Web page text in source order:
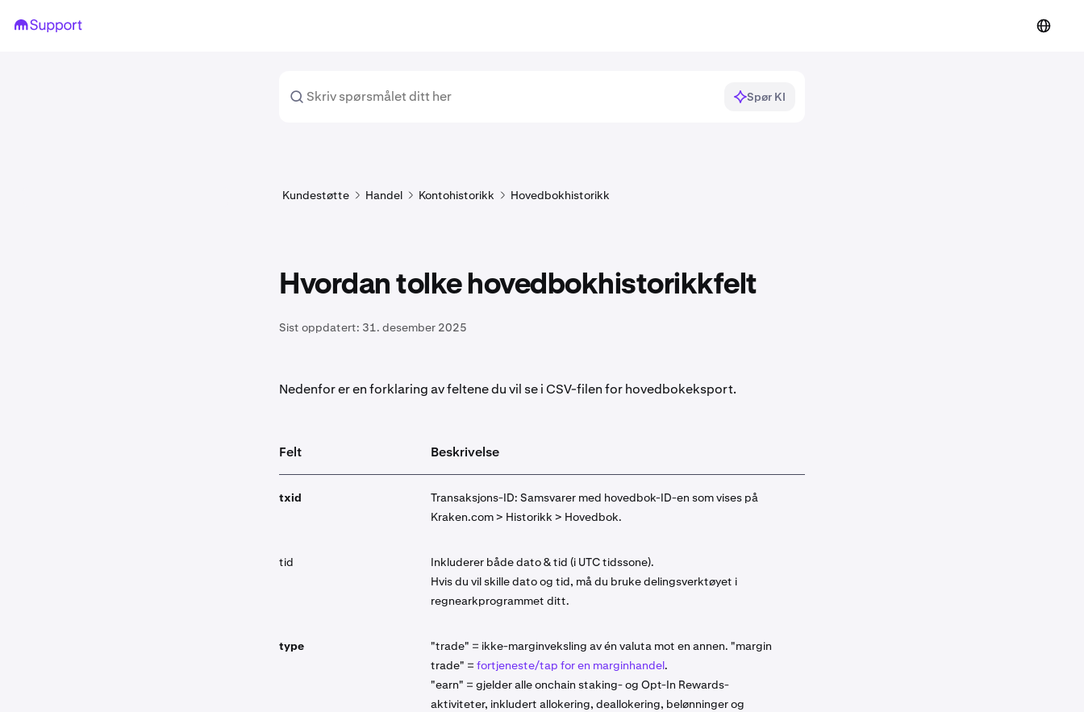
Spør KI
Kundestøtte Handel Kontohistorikk Hovedbokhistorikk
Hvordan tolke hovedbokhistorikkfelt
Sist oppdatert: 31. desember 2025
Nedenfor er en forklaring av feltene du vil se i CSV-filen for hovedbokeksport.
Felt Beskrivelse
txid
Transaksjons-ID: Samsvarer med hovedbok-ID-en som vises på
Kraken.com > Historikk > Hovedbok.
tid
Inkluderer både dato & tid (i UTC tidssone).
Hvis du vil skille dato og tid, må du bruke delingsverktøyet i
regnearkprogrammet ditt.
type
"trade" = ikke-marginveksling av én valuta mot en annen. "margin
trade" = fortjeneste/tap for en marginhandel.
"earn" = gjelder alle onchain staking- og Opt-In Rewards-
aktiviteter, inkludert allokering, deallokering, belønninger og